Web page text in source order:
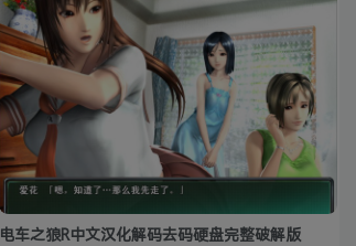
电车之狼R中文汉化解码去码硬盘完整破解版